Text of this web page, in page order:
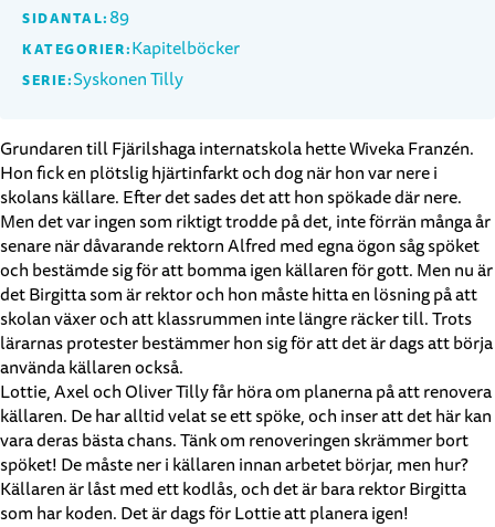
SIDANTAL: 89
KATEGORIER:Kapitelböcker
SERIE:Syskonen Tilly
Grundaren till Fjärilshaga internatskola hette Wiveka Franzén.
Hon fick en plötslig hjärtinfarkt och dog när hon var nere i
skolans källare. Efter det sades det att hon spökade där nere.
Men det var ingen som riktigt trodde på det, inte förrän många år
senare när dåvarande rektorn Alfred med egna ögon såg spöket
och bestämde sig för att bomma igen källaren för gott. Men nu är
det Birgitta som är rektor och hon måste hitta en lösning på att
skolan växer och att klassrummen inte längre räcker till. Trots
lärarnas protester bestämmer hon sig för att det är dags att börja
använda källaren också.
Lottie, Axel och Oliver Tilly får höra om planerna på att renovera
källaren. De har alltid velat se ett spöke, och inser att det här kan
vara deras bästa chans. Tänk om renoveringen skrämmer bort
spöket! De måste ner i källaren innan arbetet börjar, men hur?
Källaren är låst med ett kodlås, och det är bara rektor Birgitta
som har koden. Det är dags för Lottie att planera igen!